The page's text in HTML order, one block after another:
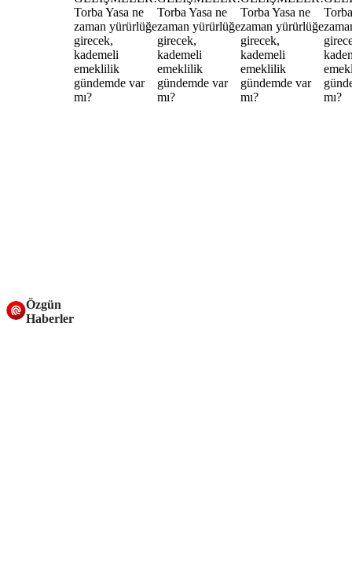
Özgün
Haberler